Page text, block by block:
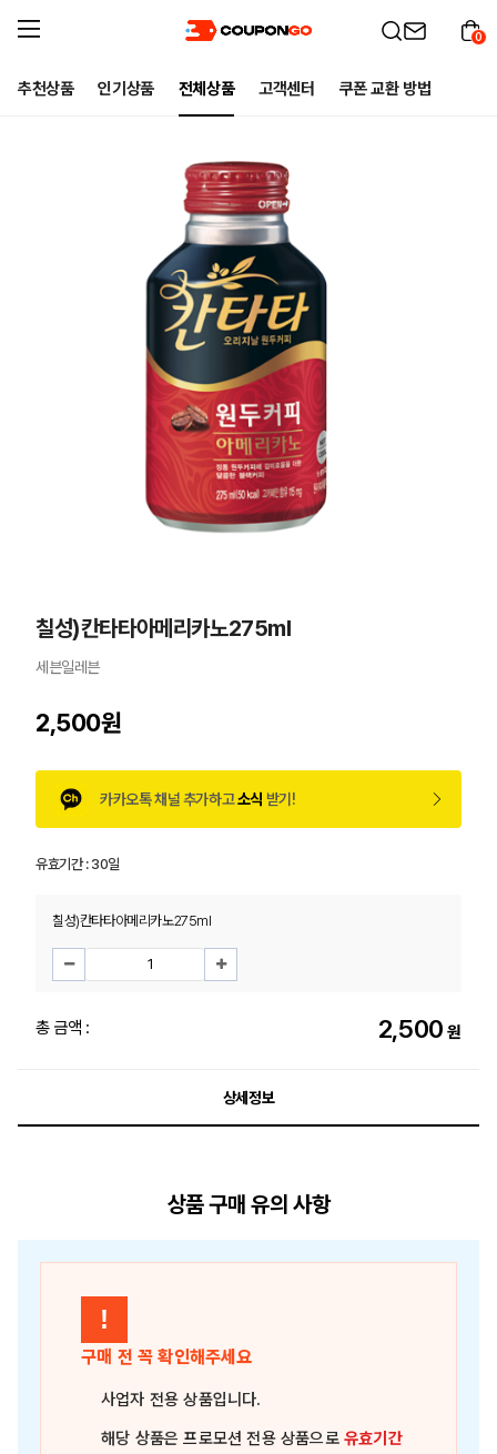
추천상품 인기상품 전체상품 고객센터 쿠폰 교환 방법
0
칠성)칸타타아메리카노275ml
세븐일레븐
2,500원
카카오톡 채널 추가하고소식 받기!
유효기간 :30일
칠성)칸타타아메리카노275ml
총 금액 : 2,500 원
상세정보
상품 구매 유의 사항
!
구매 전 꼭 확인해주세요
사업자 전용 상품입니다.
해당 상품은프로모션 전용 상품으로유효기간